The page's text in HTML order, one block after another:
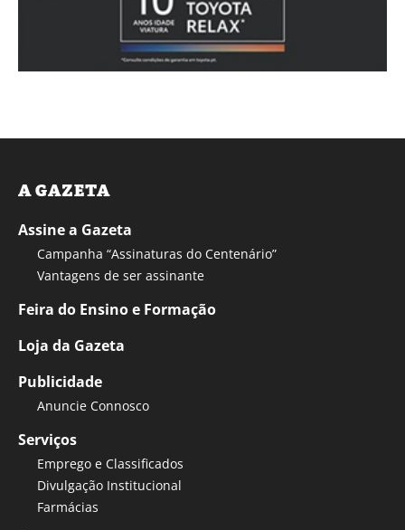
A GAZETA
Assine a Gazeta
Campanha “Assinaturas do Centenário”
Vantagens de ser assinante
Feira do Ensino e Formação
Loja da Gazeta
Publicidade
Anuncie Connosco
Serviços
Emprego e Classificados
Divulgação Institucional
Farmácias